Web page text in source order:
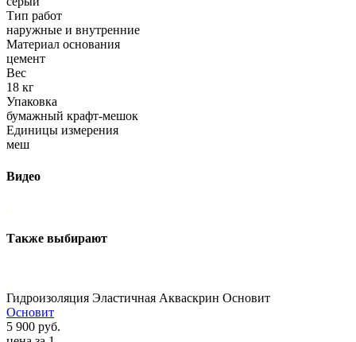
Тип работ
наружные и внутренние
Материал основания
цемент
Вес
18 кг
Упаковка
бумажный крафт-мешок
Единицы измерения
меш
Видео
Также выбирают
Гидроизоляция Эластичная Акваскрин Основит
Основит
5 900 руб.